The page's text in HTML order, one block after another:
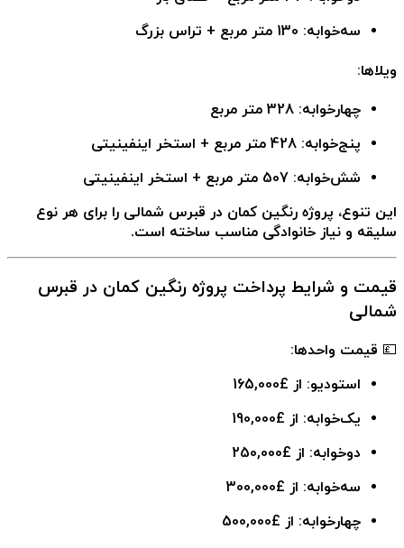
سه‌خوابه: 130 متر مربع + تراس بزرگ
ویلاها:
چهارخوابه: 328 متر مربع
پنج‌خوابه: 428 متر مربع + استخر اینفینیتی
شش‌خوابه: 507 متر مربع + استخر اینفینیتی
این تنوع، پروژه رنگین کمان در قبرس شمالی را برای هر نوع
سلیقه و نیاز خانوادگی مناسب ساخته است.
قیمت و شرایط پرداخت پروژه رنگین کمان در قبرس
شمالی
💷 قیمت واحدها:
استودیو: از £165,000
یک‌خوابه: از £190,000
دوخوابه: از £250,000
سه‌خوابه: از £300,000
چهارخوابه: از £500,000